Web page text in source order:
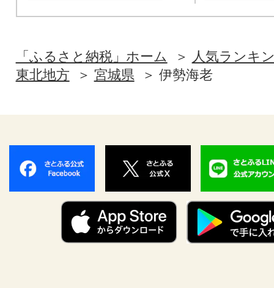
「ふるさと納税」ホーム
人気ランキ
東北地方
宮城県 伊勢海老